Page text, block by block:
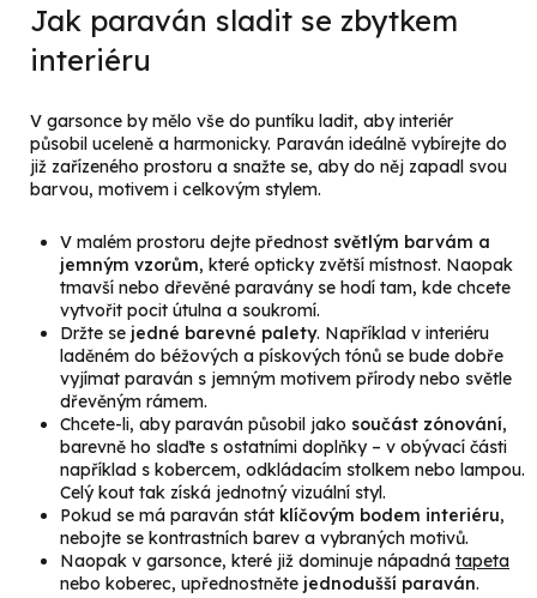
Jak paraván sladit se zbytkem
interiéru
V garsonce by mělo vše do puntíku ladit, aby interiér
působil uceleně a harmonicky. Paraván ideálně vybírejte do
již zařízeného prostoru a snažte se, aby do něj zapadl svou
barvou, motivem i celkovým stylem.
V malém prostoru dejte přednost světlým barvám a
jemným vzorům, které opticky zvětší místnost. Naopak
tmavší nebo dřevěné paravány se hodí tam, kde chcete
vytvořit pocit útulna a soukromí.
Držte se jedné barevné palety. Například v interiéru
laděném do béžových a pískových tónů se bude dobře
vyjímat paraván s jemným motivem přírody nebo světle
dřevěným rámem.
Chcete-li, aby paraván působil jako součást zónování,
barevně ho slaďte s ostatními doplňky – v obývací části
například s kobercem, odkládacím stolkem nebo lampou.
Celý kout tak získá jednotný vizuální styl.
Pokud se má paraván stát klíčovým bodem interiéru,
nebojte se kontrastních barev a vybraných motivů.
Naopak v garsonce, které již dominuje nápadná tapeta
nebo koberec, upřednostněte jednodušší paraván.